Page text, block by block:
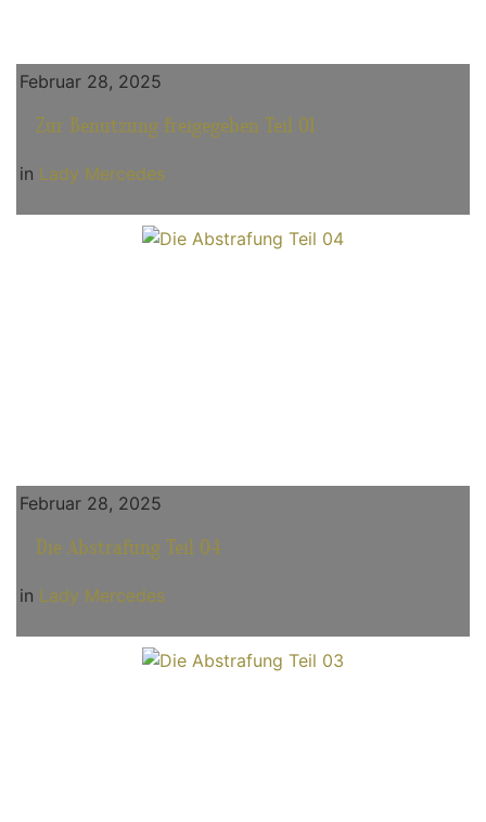
Februar 28, 2025
Zur Benutzung freigegeben Teil 01
in Lady Mercedes
Februar 28, 2025
Die Abstrafung Teil 04
in Lady Mercedes